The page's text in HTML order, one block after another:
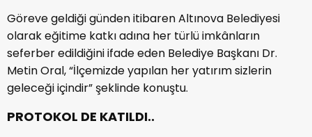
Göreve geldiği günden itibaren Altınova Belediyesi
olarak eğitime katkı adına her türlü imkânların
seferber edildiğini ifade eden Belediye Başkanı Dr.
Metin Oral, “İlçemizde yapılan her yatırım sizlerin
geleceği içindir” şeklinde konuştu.
PROTOKOL DE KATILDI..